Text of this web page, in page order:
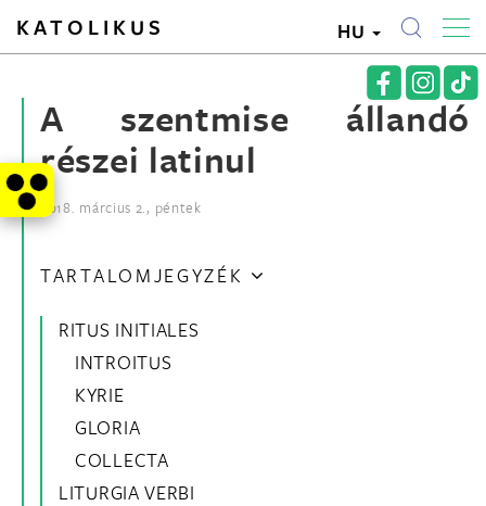
KATOLIKUS HU
A szentmise állandó
részei latinul
2018. március 2., péntek
TARTALOMJEGYZÉK
RITUS INITIALES
INTROITUS
KYRIE
GLORIA
COLLECTA
LITURGIA VERBI